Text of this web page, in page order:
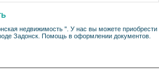
недвижимость ". У нас вы можете приобрести
Задонск. Помощь в оформлении документов.